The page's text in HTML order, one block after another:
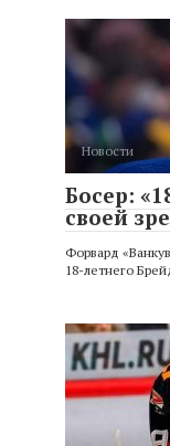
Новости
Босер:
своей
Форвард
18-летнего